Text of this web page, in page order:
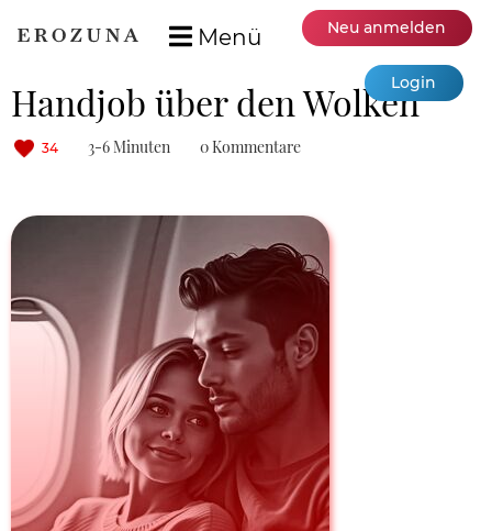
Menü Neu anmelden
Login
Handjob über den Wolken
34 3-6 Minuten 0 Kommentare